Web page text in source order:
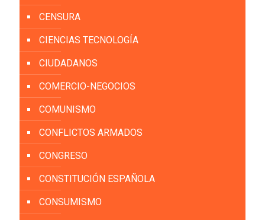
CENSURA
CIENCIAS TECNOLOGÍA
CIUDADANOS
COMERCIO-NEGOCIOS
COMUNISMO
CONFLICTOS ARMADOS
CONGRESO
CONSTITUCIÓN ESPAÑOLA
CONSUMISMO